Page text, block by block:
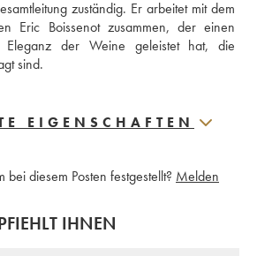
zuständig. Er arbeitet mit dem
Eric Boissenot zusammen, der einen
der Weine geleistet hat, die
sind.
EIGENSCHAFTEN
bei diesem Posten festgestellt? Melden
IHNEN